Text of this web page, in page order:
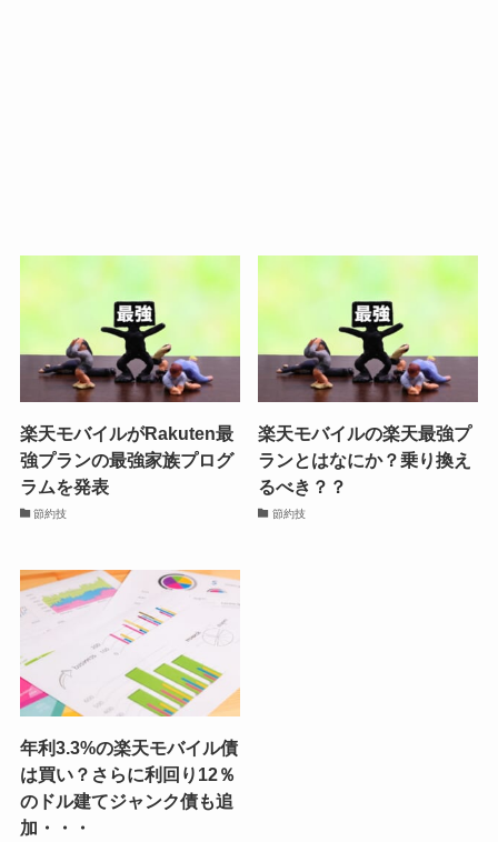
楽天モバイルがRakuten最
強プランの最強家族プログ
ラムを発表
節約技
楽天モバイルの楽天最強プ
ランとはなにか？乗り換え
るべき？？
節約技
年利3.3%の楽天モバイル債
は買い？さらに利回り12％
のドル建てジャンク債も追
加・・・